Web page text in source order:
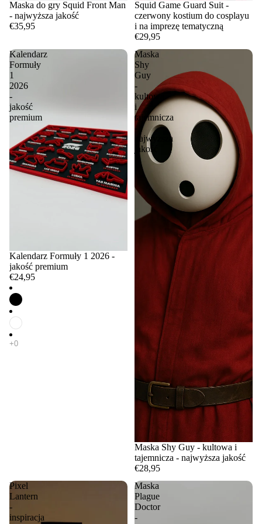
Maska do gry Squid Front Man
- najwyższa jakość
€35,95
Squid Game Guard Suit -
czerwony kostium do cosplayu
i na imprezę tematyczną
€29,95
Kalendarz
Formuły
1
2026
-
jakość
premium
Kalendarz Formuły 1 2026 -
jakość premium
€24,95
Maska
Shy
Guy
-
kultowa
i
tajemnicza
-
najwyższa
jakość
Maska Shy Guy - kultowa i
tajemnicza - najwyższa jakość
€28,95
Pixel
Lantern
-
inspiracja
Maska
Plague
Doctor
-